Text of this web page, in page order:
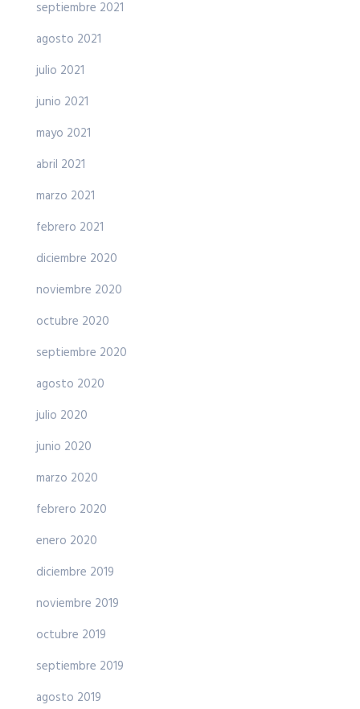
septiembre 2021
agosto 2021
julio 2021
junio 2021
mayo 2021
abril 2021
marzo 2021
febrero 2021
diciembre 2020
noviembre 2020
octubre 2020
septiembre 2020
agosto 2020
julio 2020
junio 2020
marzo 2020
febrero 2020
enero 2020
diciembre 2019
noviembre 2019
octubre 2019
septiembre 2019
agosto 2019